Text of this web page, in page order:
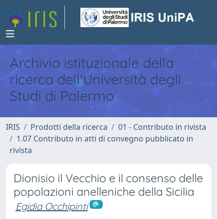
Archivio istituzionale della
ricerca dell'Università degli
Studi di Palermo
IRIS Prodotti della ricerca
01 - Contributo in rivista
1.07 Contributo in atti di convegno pubblicato in
rivista
Dionisio il Vecchio e il consenso delle
popolazioni anelleniche della Sicilia
Egidia Occhipinti